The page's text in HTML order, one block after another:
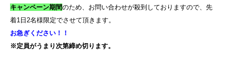
キャンペーン期間のため、お問い合わせが殺到しておりますので、先
着1 日 2名様限定でさせて頂きます。
お急ぎください！！
※定員がうまり次第締め切ります。